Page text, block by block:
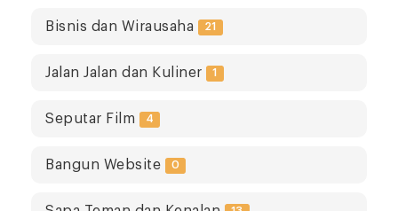
Bisnis dan Wirausaha 21
Jalan Jalan dan Kuliner 1
Seputar Film 4
Bangun Website 0